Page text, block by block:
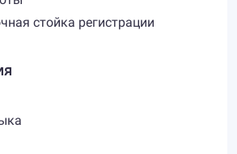
стойка регистрации